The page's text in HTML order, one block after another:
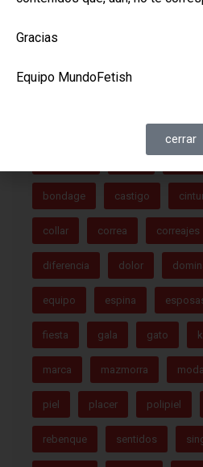
NUBE DE ETIQUETAS
bondage castigo
collar correa correajes
diferencia dolor
equipo espina
fiesta gala gato
marca mazmorra moda
piel placer polipiel
rebenque sentidos
Gracias
Equipo MundoFetish
cerrar